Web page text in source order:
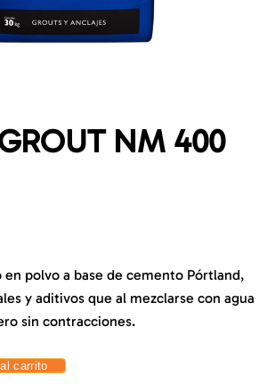
NM 400
polvo a base de cemento Pórtland,
y aditivos que al mezclarse con agua
sin contracciones.
carrito